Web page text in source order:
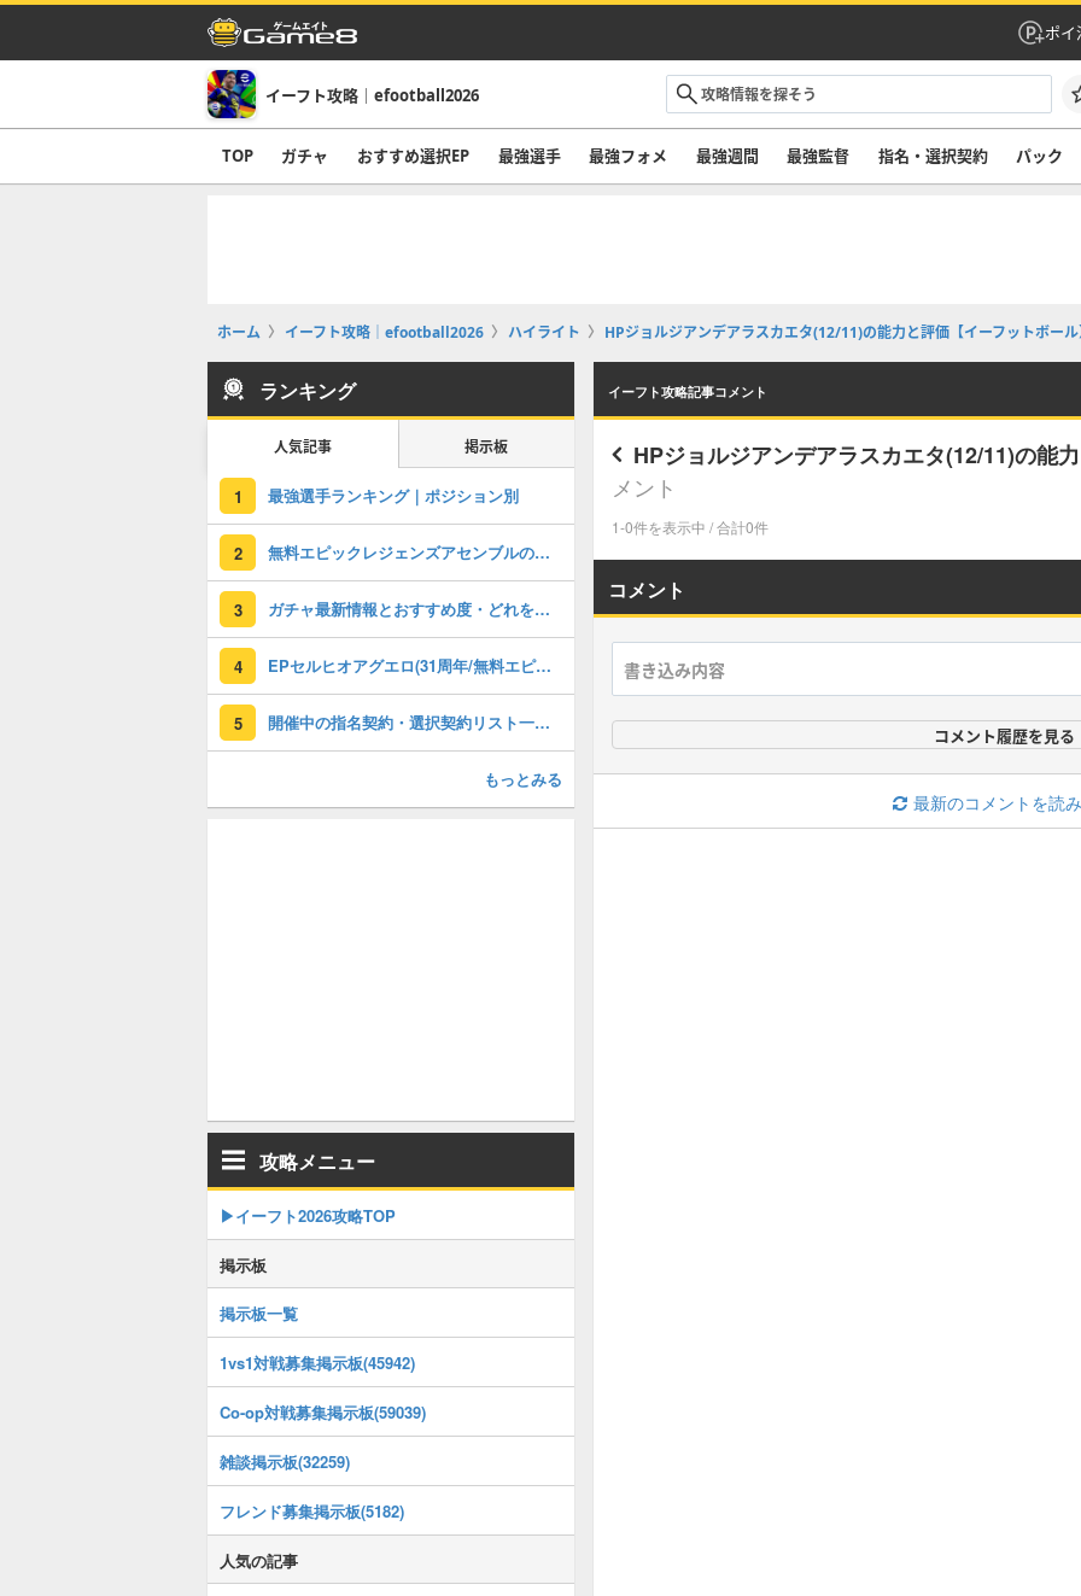
ポイ
イーフト攻略｜efootball2026
TOP ガチャ おすすめ選択EP 最強選手 最強フォメ 最強週間 最強監督 指名・選択契約 パック
ホーム イーフト攻略｜efootball2026 ハイライト HPジョルジアンデアラスカエタ(12/11)の能力と評価【イーフットボール
イーフト攻略記事コメント
HPジョルジアンデアラスカエタ(12/11)の能
メント
1-0件を表示中 / 合計0件
コメント
コメント履歴を見る
最新のコメントを読
ランキング
人気記事 掲示板
1 最強選手ランキング｜ポジション別
2 無料エピックレジェンズアセンブルのおすすめ選択(当たり)選手ランキングと引き方
3 ガチャ最新情報とおすすめ度・どれを引くべき？
4 EPセルヒオアグエロ(31周年/無料エピック)の評価とおすすめ育成・スキル追加
5 開催中の指名契約・選択契約リスト一覧とおすすめ獲得選手
もっとみる
攻略メニュー
▶イーフト2026攻略TOP
掲示板
掲示板一覧
1vs1対戦募集掲示板(45942)
Co-op対戦募集掲示板(59039)
雑談掲示板(32259)
フレンド募集掲示板(5182)
人気の記事